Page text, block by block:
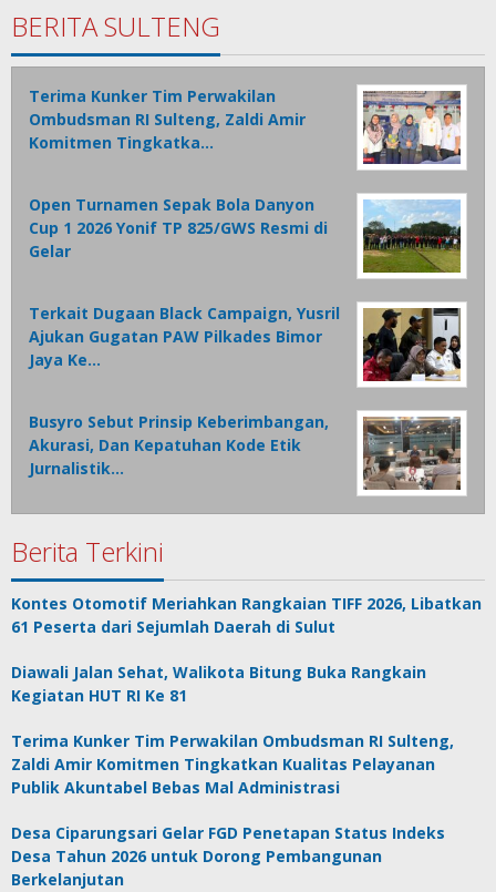
BERITA SULTENG
Terima Kunker Tim Perwakilan
Ombudsman RI Sulteng, Zaldi Amir
Komitmen Tingkatka…
Open Turnamen Sepak Bola Danyon
Cup 1 2026 Yonif TP 825/GWS Resmi di
Gelar
Terkait Dugaan Black Campaign, Yusril
Ajukan Gugatan PAW Pilkades Bimor
Jaya Ke…
Busyro Sebut Prinsip Keberimbangan,
Akurasi, Dan Kepatuhan Kode Etik
Jurnalistik…
Berita Terkini
Kontes Otomotif Meriahkan Rangkaian TIFF 2026, Libatkan
61 Peserta dari Sejumlah Daerah di Sulut
Diawali Jalan Sehat, Walikota Bitung Buka Rangkain
Kegiatan HUT RI Ke 81
Terima Kunker Tim Perwakilan Ombudsman RI Sulteng,
Zaldi Amir Komitmen Tingkatkan Kualitas Pelayanan
Publik Akuntabel Bebas Mal Administrasi
Desa Ciparungsari Gelar FGD Penetapan Status Indeks
Desa Tahun 2026 untuk Dorong Pembangunan
Berkelanjutan